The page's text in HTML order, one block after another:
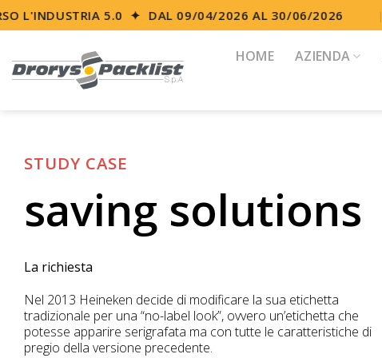
Skip
to
L'INDUSTRIA 5.0 ✦ DAL 09/04/2026 AL 30/06/2026
HOME AZIENDA
STUDY CASE
saving solutions
La richiesta
Nel 2013 Heineken decide di modificare la sua etichetta
tradizionale per una “no-label look”, ovvero un’etichetta che
potesse apparire serigrafata ma con tutte le caratteristiche di
pregio della versione precedente.